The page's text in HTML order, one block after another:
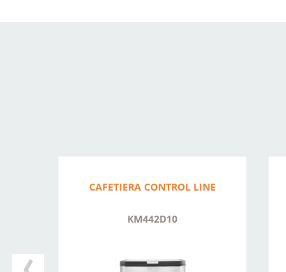
CAFETIERA CONTROL LINE
KM442D10